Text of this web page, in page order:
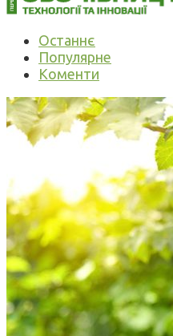
Останнє
Популярне
Коменти